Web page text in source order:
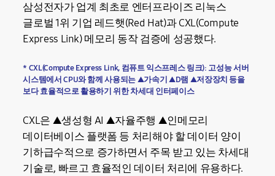
삼성전자가 업계 최초로 엔터프라이즈 리눅스
글로벌 1위 기업 레드햇(Red Hat)과 CXL(Compute
Express Link) 메모리 동작 검증에 성공했다.
* CXL(Compute Express Link, 컴퓨트 익스프레스 링크): 고성능 서버
시스템에서 CPU와 함께 사용되는 ▲가속기 ▲D램 ▲저장장치 등을
보다 효율적으로 활용하기 위한 차세대 인터페이스
CXL은 ▲생성형 AI ▲자율주행 ▲인메모리
데이터베이스 플랫폼 등 처리해야 할 데이터 양이
기하급수적으로 증가하면서 주목 받고 있는 차세대
기술로, 빠르고 효율적인 데이터 처리에 유용하다.